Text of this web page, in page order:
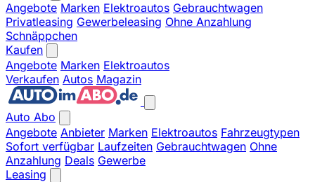
Angebote Marken Elektroautos Gebrauchtwagen
Privatleasing Gewerbeleasing Ohne Anzahlung
Schnäppchen
Kaufen
Angebote Marken Elektroautos
Verkaufen Autos Magazin
Auto Abo
Angebote Anbieter Marken Elektroautos Fahrzeugtypen
Sofort verfügbar Laufzeiten Gebrauchtwagen Ohne
Anzahlung Deals Gewerbe
Leasing